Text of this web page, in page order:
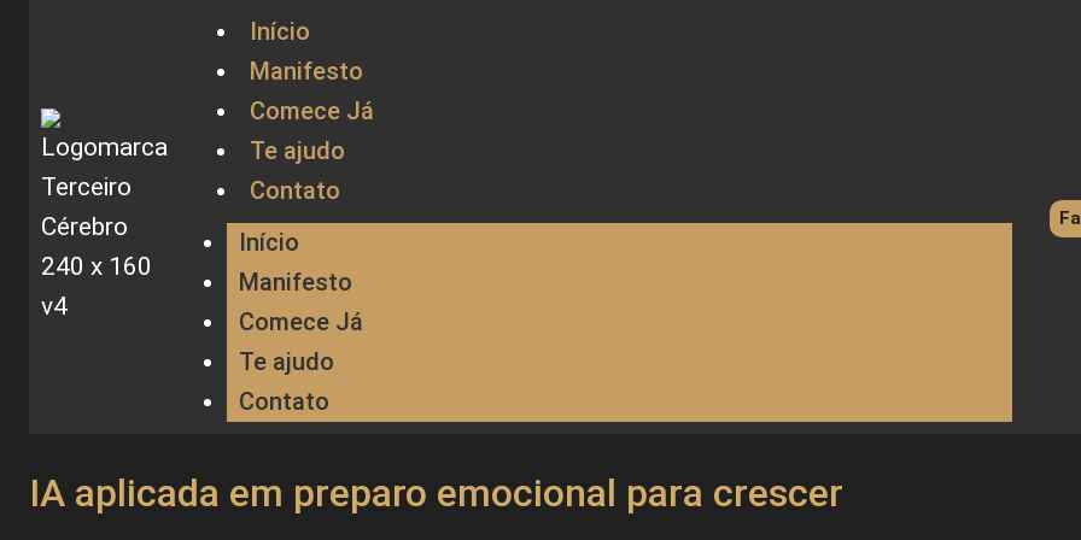
Início
Manifesto
Comece Já
Te ajudo
Contato
Início
Manifesto
Comece Já
Te ajudo
Contato
IA aplicada em preparo emocional para crescer